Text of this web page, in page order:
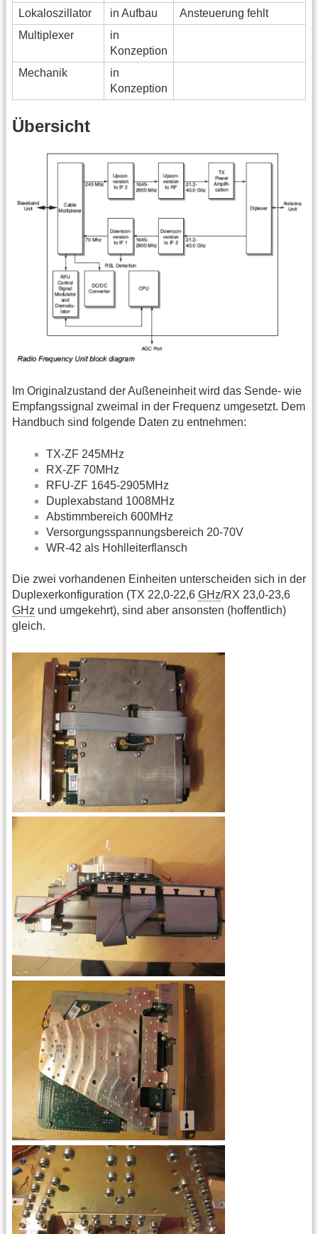
Lokaloszillator
in Aufbau
Ansteuerung fehlt
Multiplexer
in
Konzeption
Mechanik
in
Konzeption
Übersicht
Im Originalzustand der Außeneinheit wird das Sende- wie
Empfangssignal zweimal in der Frequenz umgesetzt. Dem
Handbuch sind folgende Daten zu entnehmen:
TX-ZF 245MHz
RX-ZF 70MHz
RFU-ZF 1645-2905MHz
Duplexabstand 1008MHz
Abstimmbereich 600MHz
Versorgungsspannungsbereich 20-70V
WR-42 als Hohlleiterflansch
Die zwei vorhandenen Einheiten unterscheiden sich in der
Duplexerkonfiguration (TX 22,0-22,6 GHz/RX 23,0-23,6
GHz und umgekehrt), sind aber ansonsten (hoffentlich)
gleich.